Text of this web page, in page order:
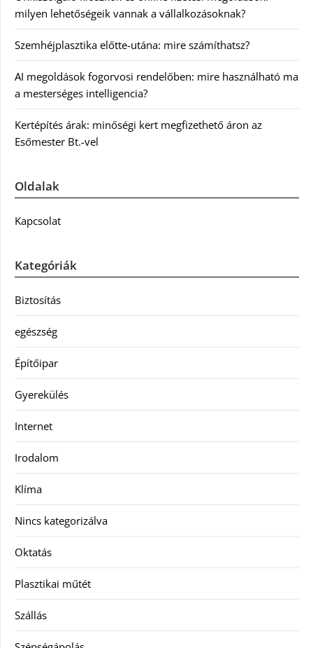
milyen lehetőségeik vannak a vállalkozásoknak?
Szemhéjplasztika előtte-utána: mire számíthatsz?
AI megoldások fogorvosi rendelőben: mire használható ma
a mesterséges intelligencia?
Kertépítés árak: minőségi kert megfizethető áron az
Esőmester Bt.-vel
Oldalak
Kapcsolat
Kategóriák
Biztosítás
egészség
Építőipar
Gyerekülés
Internet
Irodalom
Klíma
Nincs kategorizálva
Oktatás
Plasztikai műtét
Szállás